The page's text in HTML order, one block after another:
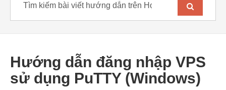
Hướng dẫn đăng nhập VPS
sử dụng PuTTY (Windows)